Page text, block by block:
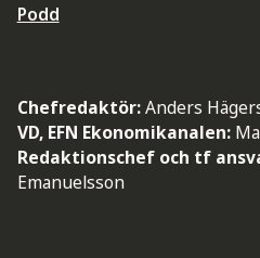
Podd
Chefredaktör:Anders
VD, EFN Ekonomikanalen:
Redaktionschef och tf
Emanuelsson